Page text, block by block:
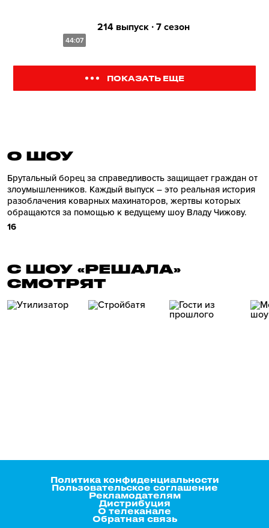
44:07
214 выпуск ∙ 7 сезон
ПОКАЗАТЬ ЕЩЕ
О ШОУ
Брутальный борец за справедливость защищает граждан от
злоумышленников. Каждый выпуск – это реальная история
разоблачения коварных махинаторов, жертвы которых
обращаются за помощью к ведущему шоу Владу Чижову.
16
С ШОУ «РЕШАЛА»
СМОТРЯТ
Политика конфиденциальности
Пользовательское соглашение
Рекламодателям
Дистрибуция
О телеканале
Обратная связь